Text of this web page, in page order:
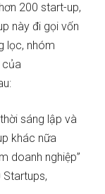
200 start-up,
này đi gọi vốn
lọc, nhóm
của
sáng lập và
khác nữa
doanh nghiệp”
Startups,